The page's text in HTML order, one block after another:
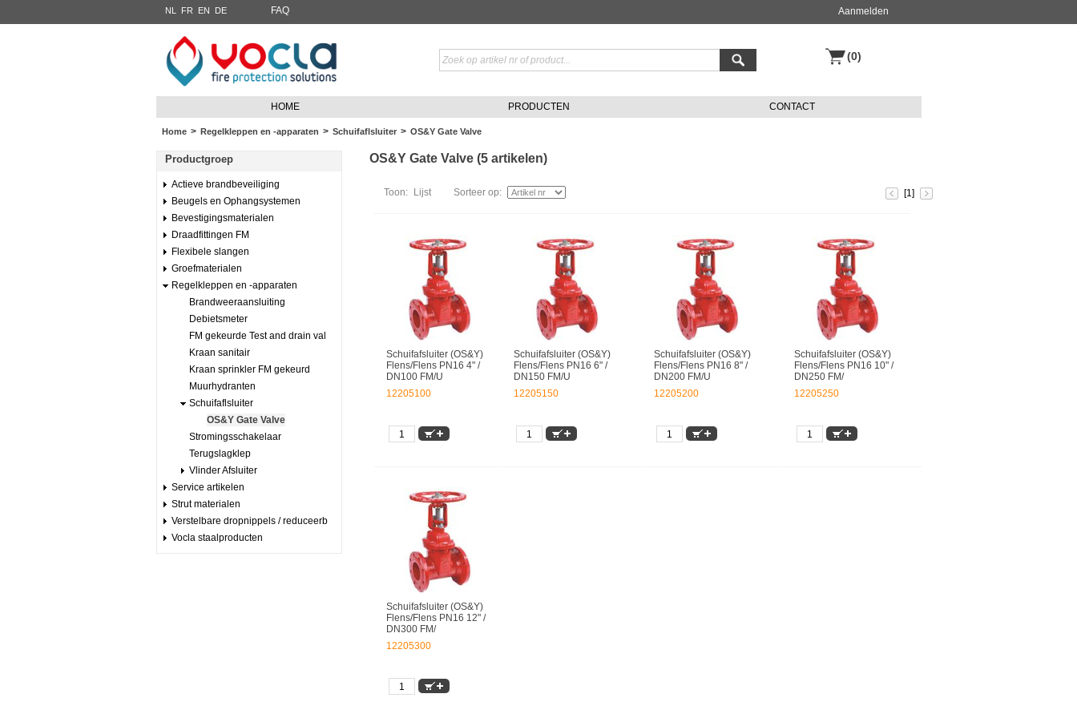
NL FR EN DE FAQ Aanmelden
(0)
HOME PRODUCTEN CONTACT
Home > Regelkleppen en -apparaten > Schuifaflsluiter > OS&Y Gate Valve
Productgroep
Actieve brandbeveiliging
Beugels en Ophangsystemen
Bevestigingsmaterialen
Draadfittingen FM
Flexibele slangen
Groefmaterialen
Regelkleppen en -apparaten
Brandweeraansluiting
Debietsmeter
FM gekeurde Test and drain val
Kraan sanitair
Kraan sprinkler FM gekeurd
Muurhydranten
Schuifaflsluiter
OS&Y Gate Valve
Stromingsschakelaar
Terugslagklep
Vlinder Afsluiter
Service artikelen
Strut materialen
Verstelbare dropnippels / reduceerb
Vocla staalproducten
OS&Y Gate Valve (5 artikelen)
[1]
Toon: Lijst Sorteer op:
Schuifafsluiter (OS&Y)
Flens/Flens PN16 4" /
DN100 FM/U
12205100
Schuifafsluiter (OS&Y)
Flens/Flens PN16 6" /
DN150 FM/U
12205150
Schuifafsluiter (OS&Y)
Flens/Flens PN16 8" /
DN200 FM/U
12205200
Schuifafsluiter (OS&Y)
Flens/Flens PN16 10" /
DN250 FM/
12205250
Schuifafsluiter (OS&Y)
Flens/Flens PN16 12" /
DN300 FM/
12205300